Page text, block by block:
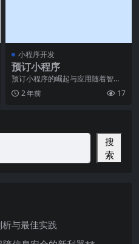
小程序开发
预订小程序
预订小程序的崛起与应用随着智能
手机的普及和移动互联网的迅猛发
展，预订小程序成为了
2 年前 17
搜
索
与最佳实践